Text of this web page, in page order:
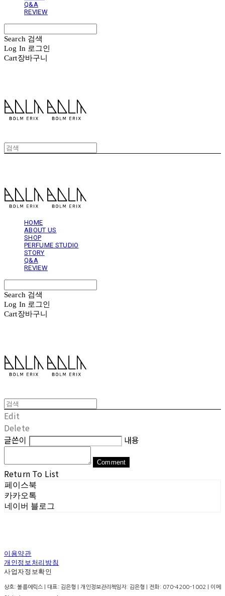
Q&A
REVIEW
Search 검색
Log In 로그인
Cart장바구니
HOME
ABOUT US
SHOP
PERFUME STUDIO
STORY
Q&A
REVIEW
Search 검색
Log In 로그인
Cart장바구니
Edit
Delete
글쓴이
내용
Comment
Return To List
페이스북
카카오톡
네이버 블로그
이용약관
개인정보처리방침
사업자정보확인
상호: 볼름에릭스 | 대표: 김은형 | 개인정보관리책임자: 김은형 | 전화: 070-4200-1002 | 이메